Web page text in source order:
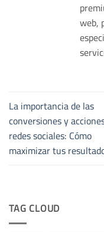
web,
La importancia de las
conversiones y
redes sociales: Cómo
maximizar tus
TAG CLOUD